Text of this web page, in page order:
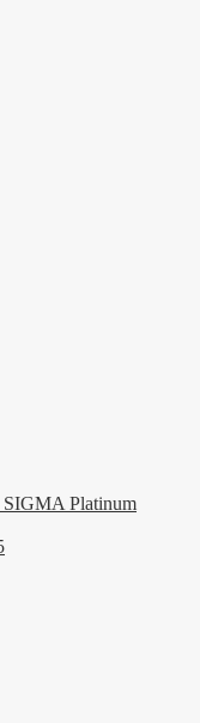
SIGMA Platinum